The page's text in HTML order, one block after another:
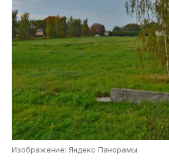
Изображение: Яндекс Панорамы